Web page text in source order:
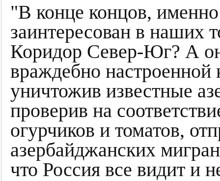
"В конце концов,
заинтересован в наших
Коридор Север-Юг? А
враждебно настроенной
уничтожив известные
проверив на
огурчиков и томатов,
азербайджанских
что Россия все видит и